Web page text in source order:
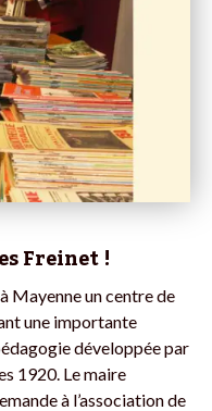
Freinet !
Mayenne un centre de
une importante
développée par
1920. Le maire
à l’association de